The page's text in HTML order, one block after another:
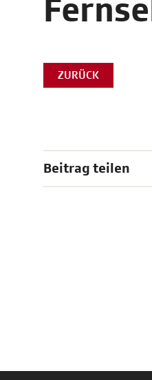
ZURÜCK
Beitrag teilen